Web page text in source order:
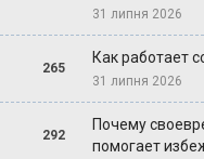
31 липня 2026
265
Как работает
31 липня 2026
292
Почему
помогает